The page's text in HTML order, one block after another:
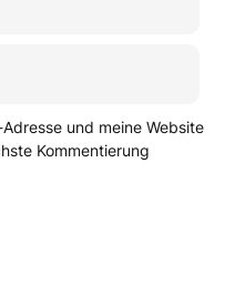
und meine Website
Kommentierung